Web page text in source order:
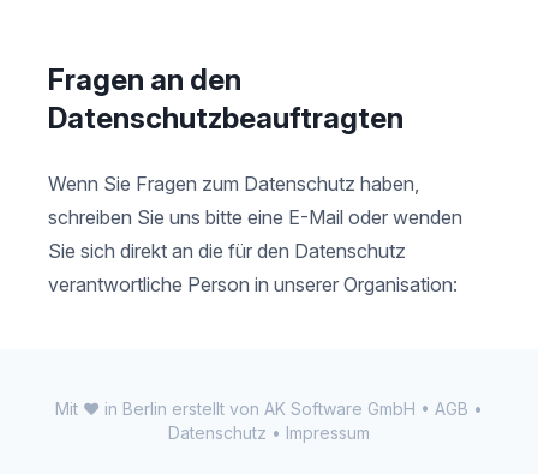
Fragen an den
Datenschutzbeauftragten
Wenn Sie Fragen zum Datenschutz haben,
schreiben Sie uns bitte eine E-Mail oder wenden
Sie sich direkt an die für den Datenschutz
verantwortliche Person in unserer Organisation:
Mit ♥ in Berlin erstellt von AK Software GmbH • AGB •
Datenschutz • Impressum